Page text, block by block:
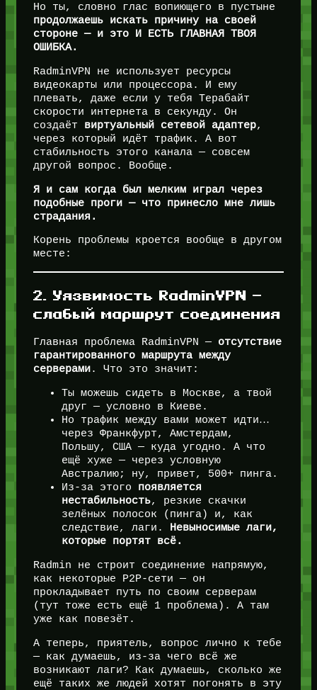
Но ты, словно глас вопиющего в пустыне
продолжаешь искать причину на своей
стороне — и это И ЕСТЬ ГЛАВНАЯ ТВОЯ
ОШИБКА.
RadminVPN не использует ресурсы
видеокарты или процессора. И ему
плевать, даже если у тебя Терабайт
скорости интернета в секунду. Он
создаёт виртуальный сетевой адаптер,
через который идёт трафик. А вот
стабильность этого канала — совсем
другой вопрос. Вообще.
Я и сам когда был мелким играл через
подобные проги — что принесло мне лишь
страдания.
Корень проблемы кроется вообще в другом
месте:
2. Уязвимость RadminVPN —
слабый маршрут соединения
Главная проблема RadminVPN — отсутствие
гарантированного маршрута между
серверами. Что это значит:
Ты можешь сидеть в Москве, а твой
друг — условно в Киеве.
Но трафик между вами может идти…
через Франкфурт, Амстердам,
Польшу, США — куда угодно. А что
ещё хуже — через условную
Австралию; ну, привет, 500+ пинга.
Из-за этого появляется
нестабильность, резкие скачки
зелёных полосок (пинга) и, как
следствие, лаги. Невыносимые лаги,
которые портят всё.
Radmin не строит соединение напрямую,
как некоторые P2P-сети — он
прокладывает путь по своим серверам
(тут тоже есть ещё 1 проблема). А там
уже как повезёт.
А теперь, приятель, вопрос лично к тебе
— как думаешь, из-за чего всё же
возникают лаги? Как думаешь, сколько же
ещё таких же людей хотят погонять в эту